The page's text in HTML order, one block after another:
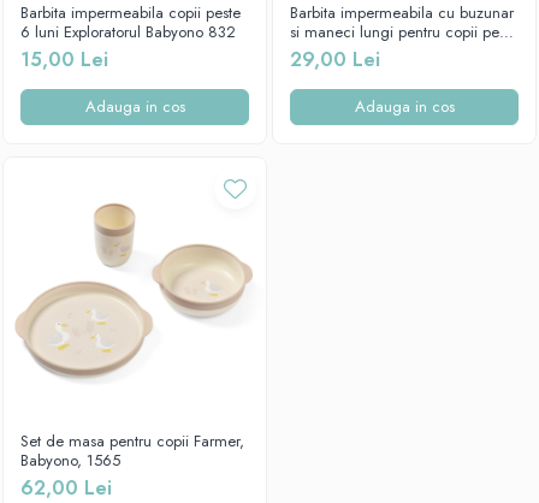
Barbita impermeabila copii peste
6 luni Exploratorul Babyono 832
15,00 Lei
Adauga in cos
Barbita impermeabila cu buzunar
si maneci lungi pentru copii peste
24 luni Bebelusul Aventurier
Babyono 837
29,00 Lei
Adauga in cos
Set de masa pentru copii Farmer,
Babyono, 1565
62,00 Lei